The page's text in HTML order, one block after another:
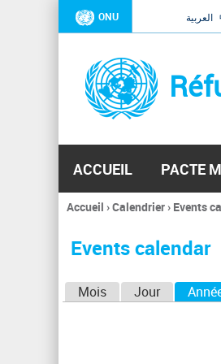
ONU العربية
ACCUEIL PACTE
Vous
ici
Accueil ›Calendrier› Events
Events calendar
Mois Jour